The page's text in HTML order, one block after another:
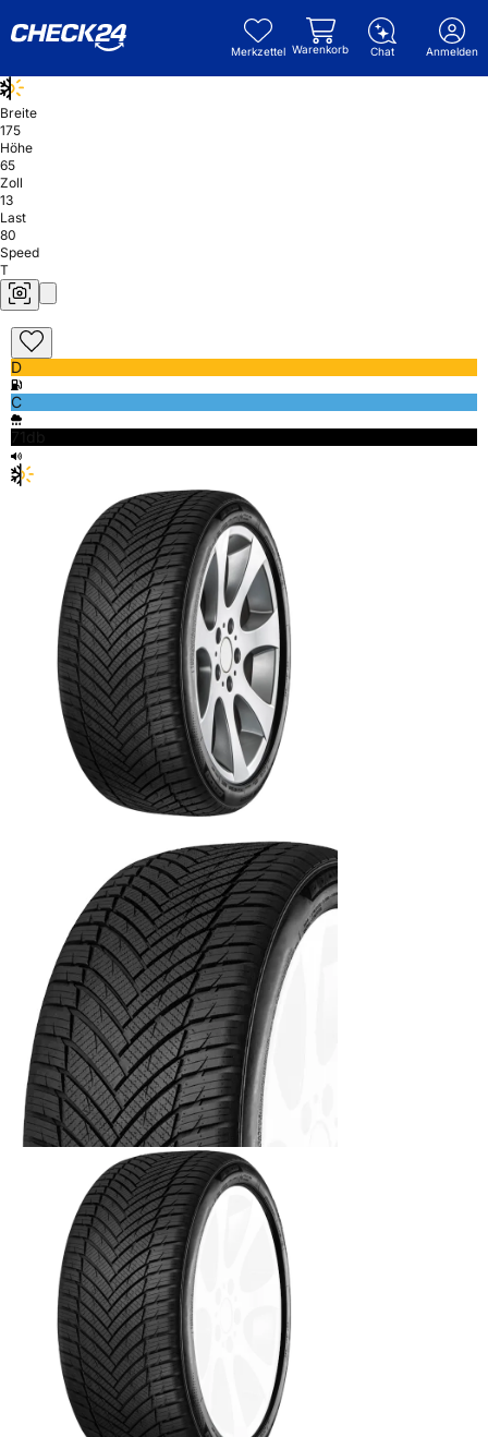
Merkzettel Warenkorb Chat Anmelden
Breite
175
Höhe
65
Zoll
13
Last
80
Speed
T
D
C
71db